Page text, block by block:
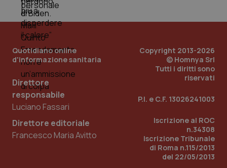
Quotidiano online
d'informazione sanitaria
Direttore
responsabile
Luciano Fassari
Direttore editoriale
Francesco Maria Avitto
Copyright 2013-2026
© Homnya Srl
Tutti i diritti sono
riservati
P.I. e C.F. 13026241003
Iscrizione al ROC
n.34308
Iscrizione Tribunale
di Roma n.115/2013
del 22/05/2013
_ga_KM60CM4NPH .quotidianosanita.it
1
mese